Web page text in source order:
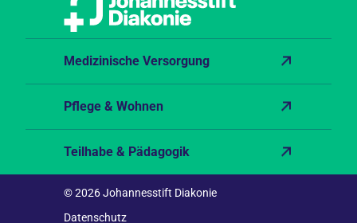
Medizinische Versorgung
Pflege & Wohnen
Teilhabe & Pädagogik
© 2026 Johannesstift Diakonie
Datenschutz